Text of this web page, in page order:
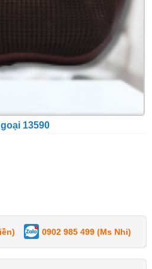
13590
0902 985 499 (Ms Nhi)